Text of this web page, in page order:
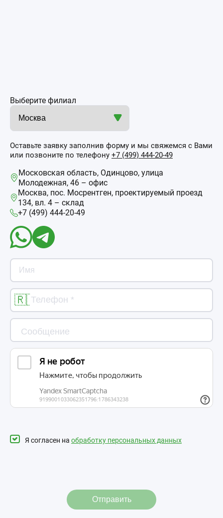
Выберите филиал
Оставьте заявку заполнив форму и мы свяжемся с Вами
или позвоните по телефону +7 (499) 444-20-49
Московская область, Одинцово, улица
Молодежная, 46 – офис
Москва, пос. Мосрентген, проектируемый проезд
134, вл. 4 – склад
+7 (499) 444-20-49
Я согласен на обработку персональных данных
Отправить